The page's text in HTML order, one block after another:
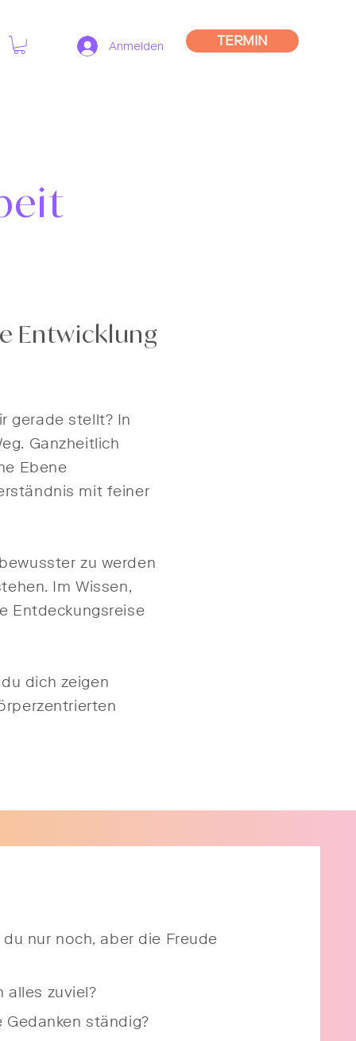
Anmelden TERMIN
Entwicklung
gerade stellt? In
Ganzheitlich
Ebene
mit feiner
zu werden
Im Wissen,
Entdeckungsreise
dich zeigen
nur noch, aber die Freude
alles zuviel?
Gedanken ständig?